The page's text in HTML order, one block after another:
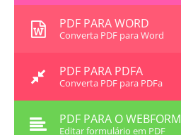
PDF PARA WORD
Converta PDF para Word
PDF PARA PDFA
Converta PDF para PDFa
PDF PARA O WEBFORM
Editar formulário em PDF